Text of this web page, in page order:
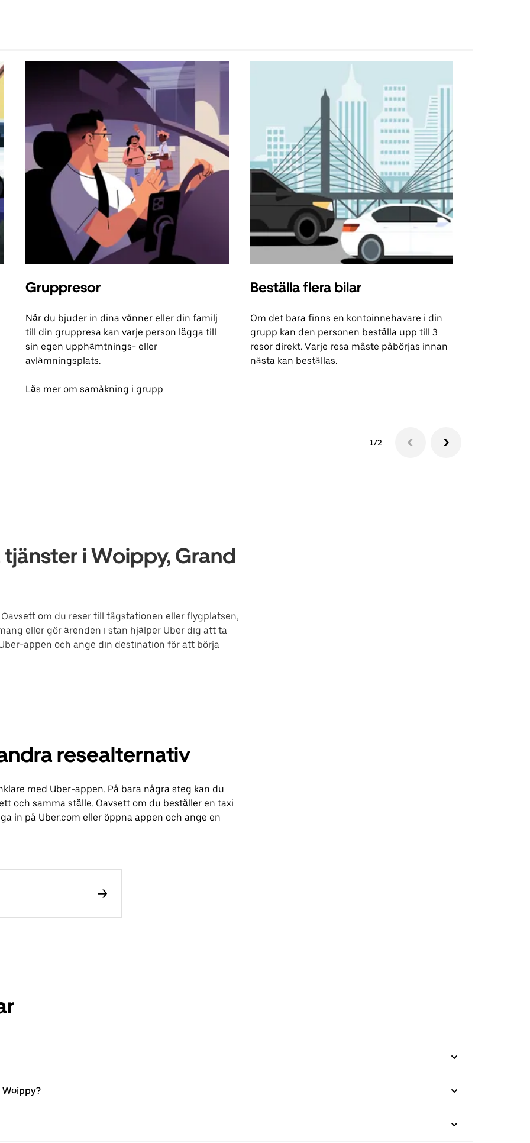
Gruppresor
När du bjuder in dina vänner eller din familj
till din gruppresa kan varje person lägga till
sin egen upphämtnings- eller
avlämningsplats.
Läs mer om samåkning i grupp
Beställa flera bilar
Om det bara finns en kontoinnehavare i din
grupp kan den personen beställa upp till 3
resor direkt. Varje resa måste påbörjas innan
nästa kan beställas.
1/2
i Woippy, Grand
om du reser till tågstationen eller flygplatsen,
eller gör ärenden i stan hjälper Uber dig att ta
appen och ange din destination för att börja
resealternativ
med Uber-appen. På bara några steg kan du
och samma ställe. Oavsett om du beställer en taxi
in på Uber.com eller öppna appen och ange en